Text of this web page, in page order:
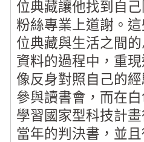
位典藏讓他找到自
粉絲專業上道謝。
位典藏與生活之間
資料的過程中，重
像反身對照自己的
參與讀書會，而在
學習國家型科技計
當年的判決書，並